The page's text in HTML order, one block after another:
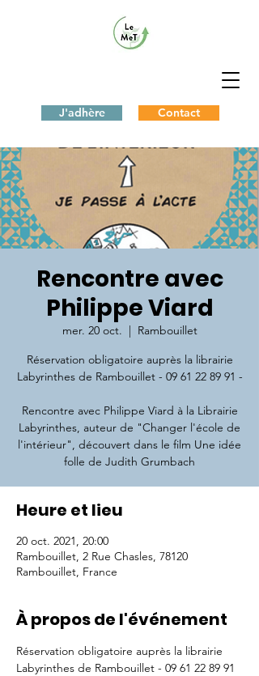
J'adhère Contact
Rencontre avec
Philippe Viard
mer. 20 oct.
  |
Rambouillet
Réservation obligatoire auprès la librairie
Labyrinthes de Rambouillet - 09 61 22 89 91 -
Rencontre avec Philippe Viard à la Librairie
Labyrinthes, auteur de "Changer l'école de
l'intérieur", découvert dans le film Une idée
folle de Judith Grumbach
Heure et lieu
20 oct. 2021, 20:00
Rambouillet, 2 Rue Chasles, 78120
Rambouillet, France
À propos de l'événement
Réservation obligatoire auprès la librairie
Labyrinthes de Rambouillet - 09 61 22 89 91